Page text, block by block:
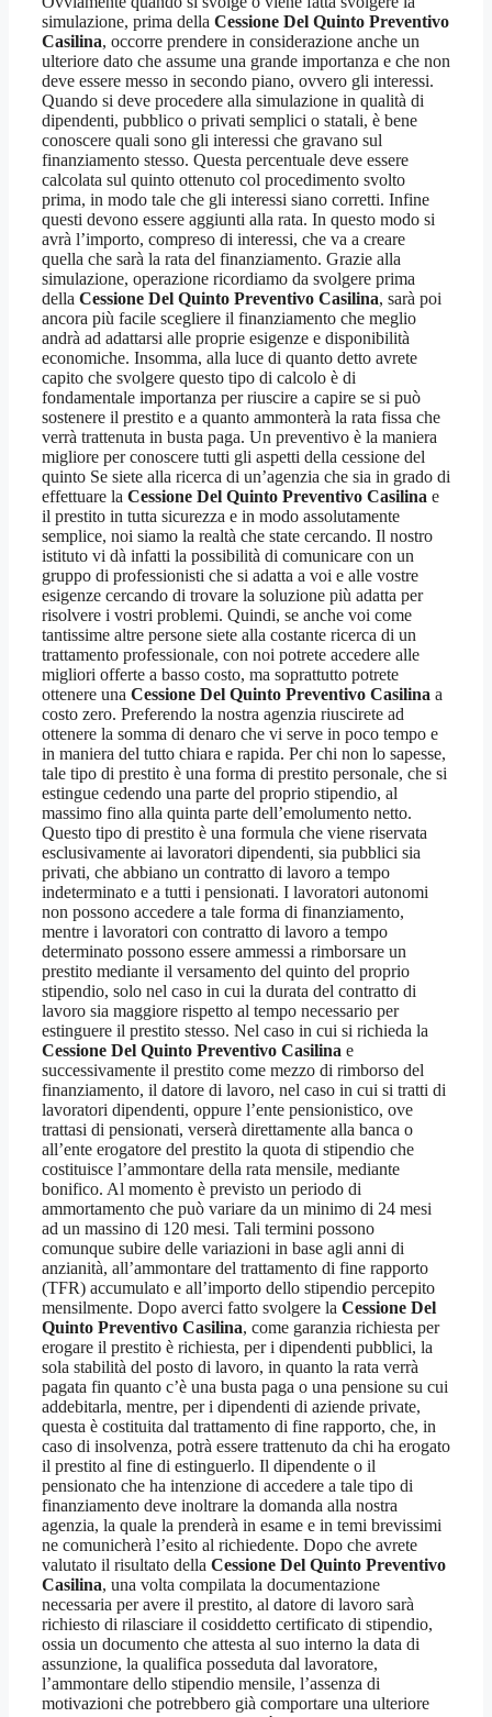
simulazione, prima della Cessione Del Quinto Preventivo
Casilina, occorre prendere in considerazione anche un
ulteriore dato che assume una grande importanza e che non
deve essere messo in secondo piano, ovvero gli interessi.
Quando si deve procedere alla simulazione in qualità di
dipendenti, pubblico o privati semplici o statali, è bene
conoscere quali sono gli interessi che gravano sul
finanziamento stesso. Questa percentuale deve essere
calcolata sul quinto ottenuto col procedimento svolto
prima, in modo tale che gli interessi siano corretti. Infine
questi devono essere aggiunti alla rata. In questo modo si
avrà l’importo, compreso di interessi, che va a creare
quella che sarà la rata del finanziamento. Grazie alla
simulazione, operazione ricordiamo da svolgere prima
della Cessione Del Quinto Preventivo Casilina, sarà poi
ancora più facile scegliere il finanziamento che meglio
andrà ad adattarsi alle proprie esigenze e disponibilità
economiche. Insomma, alla luce di quanto detto avrete
capito che svolgere questo tipo di calcolo è di
fondamentale importanza per riuscire a capire se si può
sostenere il prestito e a quanto ammonterà la rata fissa che
verrà trattenuta in busta paga. Un preventivo è la maniera
migliore per conoscere tutti gli aspetti della cessione del
quinto Se siete alla ricerca di un’agenzia che sia in grado di
effettuare la Cessione Del Quinto Preventivo Casilina e
il prestito in tutta sicurezza e in modo assolutamente
semplice, noi siamo la realtà che state cercando. Il nostro
istituto vi dà infatti la possibilità di comunicare con un
gruppo di professionisti che si adatta a voi e alle vostre
esigenze cercando di trovare la soluzione più adatta per
risolvere i vostri problemi. Quindi, se anche voi come
tantissime altre persone siete alla costante ricerca di un
trattamento professionale, con noi potrete accedere alle
migliori offerte a basso costo, ma soprattutto potrete
ottenere una Cessione Del Quinto Preventivo Casilina a
costo zero. Preferendo la nostra agenzia riuscirete ad
ottenere la somma di denaro che vi serve in poco tempo e
in maniera del tutto chiara e rapida. Per chi non lo sapesse,
tale tipo di prestito è una forma di prestito personale, che si
estingue cedendo una parte del proprio stipendio, al
massimo fino alla quinta parte dell’emolumento netto.
Questo tipo di prestito è una formula che viene riservata
esclusivamente ai lavoratori dipendenti, sia pubblici sia
privati, che abbiano un contratto di lavoro a tempo
indeterminato e a tutti i pensionati. I lavoratori autonomi
non possono accedere a tale forma di finanziamento,
mentre i lavoratori con contratto di lavoro a tempo
determinato possono essere ammessi a rimborsare un
prestito mediante il versamento del quinto del proprio
stipendio, solo nel caso in cui la durata del contratto di
lavoro sia maggiore rispetto al tempo necessario per
estinguere il prestito stesso. Nel caso in cui si richieda la
Cessione Del Quinto Preventivo Casilina e
successivamente il prestito come mezzo di rimborso del
finanziamento, il datore di lavoro, nel caso in cui si tratti di
lavoratori dipendenti, oppure l’ente pensionistico, ove
trattasi di pensionati, verserà direttamente alla banca o
all’ente erogatore del prestito la quota di stipendio che
costituisce l’ammontare della rata mensile, mediante
bonifico. Al momento è previsto un periodo di
ammortamento che può variare da un minimo di 24 mesi
ad un massino di 120 mesi. Tali termini possono
comunque subire delle variazioni in base agli anni di
anzianità, all’ammontare del trattamento di fine rapporto
(TFR) accumulato e all’importo dello stipendio percepito
mensilmente. Dopo averci fatto svolgere la Cessione Del
Quinto Preventivo Casilina, come garanzia richiesta per
erogare il prestito è richiesta, per i dipendenti pubblici, la
sola stabilità del posto di lavoro, in quanto la rata verrà
pagata fin quanto c’è una busta paga o una pensione su cui
addebitarla, mentre, per i dipendenti di aziende private,
questa è costituita dal trattamento di fine rapporto, che, in
caso di insolvenza, potrà essere trattenuto da chi ha erogato
il prestito al fine di estinguerlo. Il dipendente o il
pensionato che ha intenzione di accedere a tale tipo di
finanziamento deve inoltrare la domanda alla nostra
agenzia, la quale la prenderà in esame e in temi brevissimi
ne comunicherà l’esito al richiedente. Dopo che avrete
valutato il risultato della Cessione Del Quinto Preventivo
Casilina, una volta compilata la documentazione
necessaria per avere il prestito, al datore di lavoro sarà
richiesto di rilasciare il cosiddetto certificato di stipendio,
ossia un documento che attesta al suo interno la data di
assunzione, la qualifica posseduta dal lavoratore,
l’ammontare dello stipendio mensile, l’assenza di
motivazioni che potrebbero già comportare una ulteriore